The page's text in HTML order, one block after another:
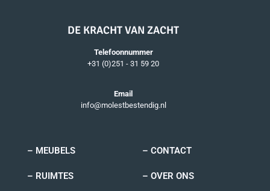
DE KRACHT VAN ZACHT
Telefoonnummer
+31 (0)251 - 31 59 20
Email
info@molestbestendig.nl
– MEUBELS
– RUIMTES
– CONTACT
– OVER ONS